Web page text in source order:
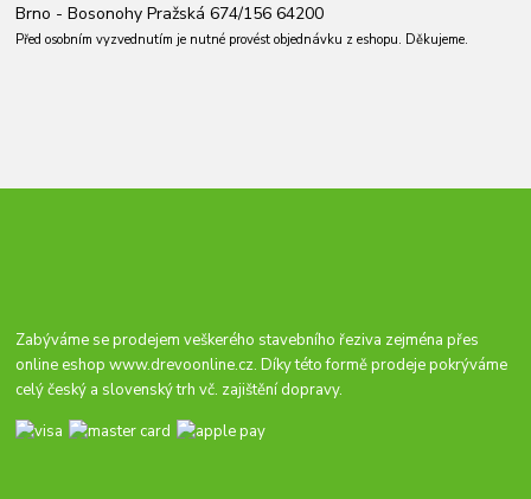
Brno - Bosonohy Pražská 674/156 64200
Před osobním vyzvednutím je nutné provést objednávku z eshopu. Děkujeme.
Zabýváme se prodejem veškerého stavebního řeziva zejména přes
online eshopwww.drevoonline.cz. Díky této formě prodeje pokrýváme
celý český a slovenský trh vč. zajištění dopravy.